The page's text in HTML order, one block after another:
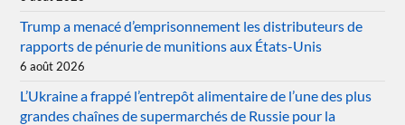
Trump a menacé d’emprisonnement les distributeurs de
rapports de pénurie de munitions aux États-Unis
6 août 2026
L’Ukraine a frappé l’entrepôt alimentaire de l’une des plus
grandes chaînes de supermarchés de Russie pour la